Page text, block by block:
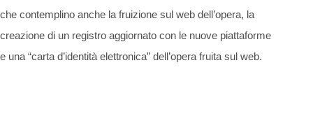
che contemplino anche la fruizione sul web dell’opera, la
creazione di un registro aggiornato con le nuove piattaforme
e una “carta d’identità elettronica” dell’opera fruita sul web.